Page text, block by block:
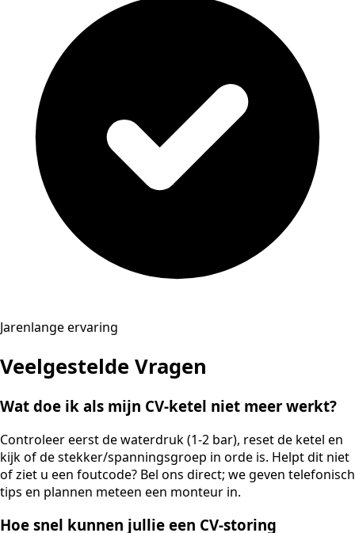
Jarenlange ervaring
Veelgestelde Vragen
Wat doe ik als mijn CV-ketel niet meer werkt?
Controleer eerst de waterdruk (1-2 bar), reset de ketel en
kijk of de stekker/spanningsgroep in orde is. Helpt dit niet
of ziet u een foutcode? Bel ons direct; we geven telefonisch
tips en plannen meteen een monteur in.
Hoe snel kunnen jullie een CV-storing